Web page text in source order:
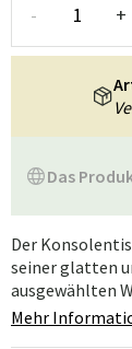
- +
Das
Der
seiner glatten
ausgewählten
Mehr